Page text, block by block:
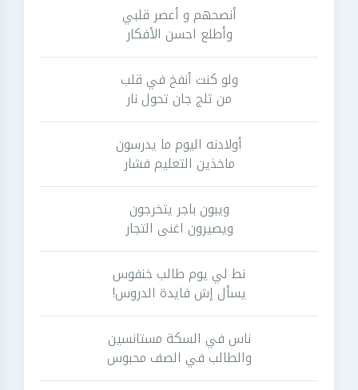
أنصحهم و أعصر قلبي
وأطلع احسن الأفكار
ولو كنت أنفخ في قلب
من ثلج جان تحول نار
أولادنه اليوم ما يدرسون
ماخذين التعليم فشار
ويبون باجر يتخرجون
ويصيرون اغنى التجار
نط لي يوم طالب خنفوس
يسأل إش فايدة الدروس!
ناس في السكة مستانسين
والطالب في الصف محبوس